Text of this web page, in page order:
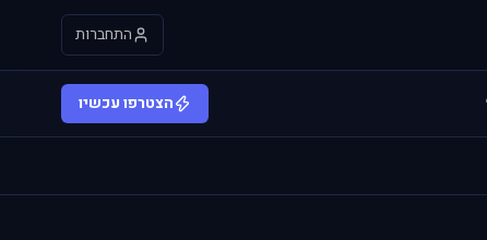
התחברות
הצטרפו עכשיו